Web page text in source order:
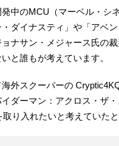
中のMCU（マーベル・シ
ダイナスティ」や「アベ
ナサン・メジャース氏の
と誰もが考えています。
外スクーパーの
ダーマン：アクロス・ザ
り入れたいと考えていたと